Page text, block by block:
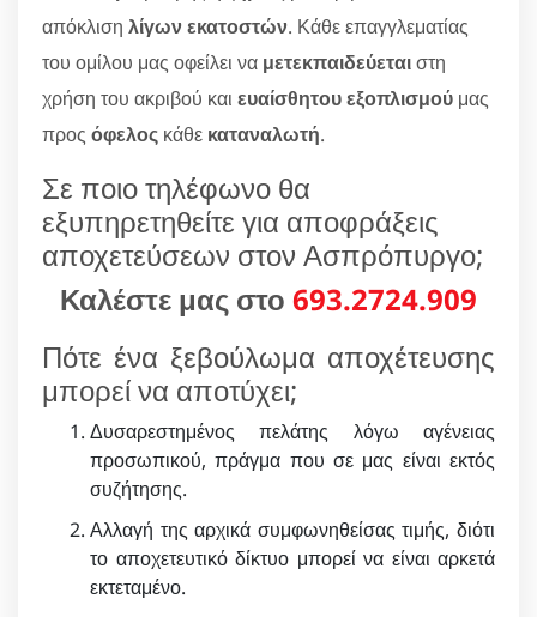
απόκλιση λίγων εκατοστών. Κάθε επαγγλεματίας
του ομίλου μας οφείλει να μετεκπαιδεύεταιστη
χρήση του ακριβού και ευαίσθητου εξοπλισμού μας
προς όφελος κάθε καταναλωτή.
Σε ποιο τηλέφωνο θα
εξυπηρετηθείτε για αποφράξεις
αποχετεύσεων στον Ασπρόπυργο;
Καλέστε μας στο 693.2724.909
Πότε ένα ξεβούλωμα αποχέτευσης
μπορεί να αποτύχει;
Δυσαρεστημένος πελάτης λόγω αγένειας
προσωπικού, πράγμα που σε μας είναι εκτός
συζήτησης.
Αλλαγή της αρχικά συμφωνηθείσας τιμής, διότι
το αποχετευτικό δίκτυο μπορεί να είναι αρκετά
εκτεταμένο.